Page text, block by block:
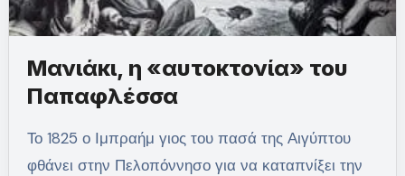
Μανιάκι, η «αυτοκτονία» του
Παπαφλέσσα
Το 1825 ο Ιμπραήμ γιος του πασά της Αιγύπτου
φθάνει στην Πελοπόννησο για να καταπνίξει την